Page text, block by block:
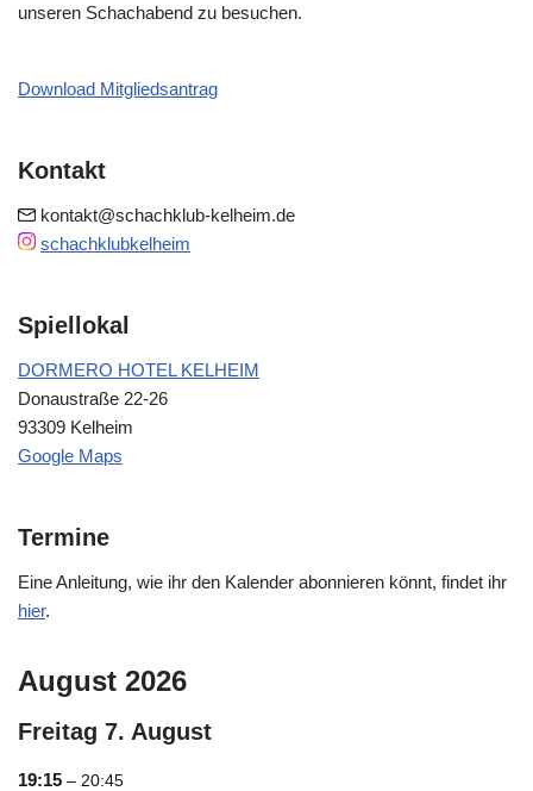
unseren Schachabend zu besuchen.
Download Mitgliedsantrag
Kontakt
kontakt@schachklub-kelheim.de
schachklubkelheim
Spiellokal
DORMERO HOTEL KELHEIM
Donaustraße 22-26
93309 Kelheim
Google Maps
Termine
Eine Anleitung, wie ihr den Kalender abonnieren könnt, findet ihr
hier.
August 2026
Freitag 7. August
19:15 – 20:45